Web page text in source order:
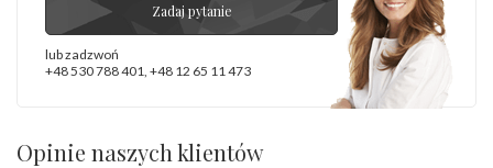
Zadaj pytanie
lub zadzwoń
+48 530 788 401 +48 12 65 11 473
Opinie naszych klientów